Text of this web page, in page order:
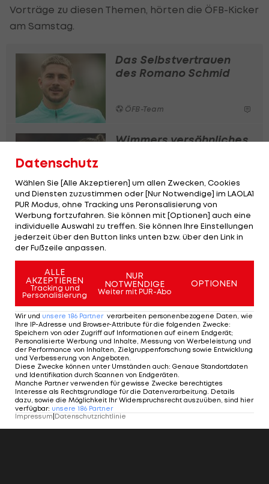
Vorträge zu diesen Themen, hörten die ÖFB-Kicker
am Samstag.
Das Selbstvertrauen
des Romano Schmid
ÖFB-Team
Wimmers versöhnliches
ÖFB-Team
Wöber: Kontaktverbot
für den Manager
Lindner und Pentz: Neue
Perspektiven
ÖFB-Team
Datenschutz
Wählen Sie [Alle Akzeptieren] um allen Zwecken, Cookies
und Diensten zuzustimmen oder [Nur Notwendige] im LAOLA1
PUR Modus, ohne Tracking uns Peronsalisierung von
Werbung fortzufahren. Sie können mit [Optionen] auch eine
individuelle Auswahl zu treffen. Sie können Ihre Einstellungen
jederzeit über den Button links unten bzw. über den Link in
der Fußzeile anpassen.
ALLE
AKZEPTIEREN
Tracking und
Personalisierung
NUR
NOTWENDIGE
Weiter mit PUR-Abo
OPTIONEN
Wir und unsere 186 Partner verarbeiten personenbezogene Daten, wie
Ihre IP-Adresse und Browser-Attribute für die folgenden Zwecke:
Speichern von oder Zugriff auf Informationen auf einem Endgerät;
Personalisierte Werbung und Inhalte, Messung von Werbeleistung und
der Performance von Inhalten, Zielgruppenforschung sowie Entwicklung
und Verbesserung von Angeboten.
Diese Zwecke können unter Umständen auch: Genaue Standortdaten
und Identifikation durch Scannen von Endgeräten.
Manche Partner verwenden für gewisse Zwecke berechtigtes
Interesse als Rechtsgrundlage für die Datenverarbeitung. Details
dazu, sowie die Möglichkeit Ihr Widerspruchsrecht auszuüben, sind hier
verfügbar: unsere 186 Partner
Impressum Datenschutzrichtlinie